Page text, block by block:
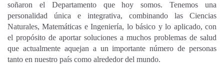
soñaron el Departamento que hoy somos. Tenemos una
personalidad única e integrativa, combinando las Ciencias
Naturales, Matemáticas e Ingeniería, lo básico y lo aplicado, con
el propósito de aportar soluciones a muchos problemas de salud
que actualmente aquejan a un importante número de personas
tanto en nuestro país como alrededor del mundo.